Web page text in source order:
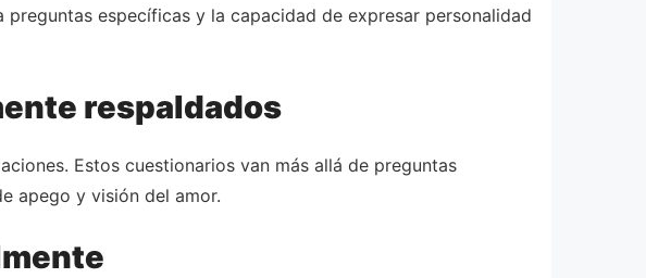
específicas y la capacidad de expresar personalidad
respaldados
Estos cuestionarios van más allá de preguntas
apego y visión del amor.